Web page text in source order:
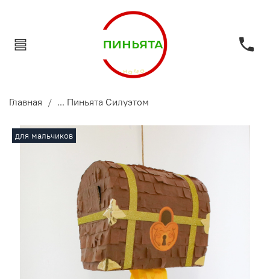
Главная ... Пиньята Силуэтом
для мальчиков